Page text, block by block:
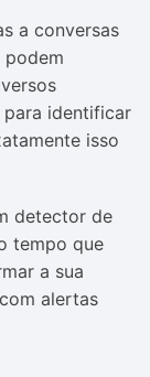
a conversas
podem
identificar
isso
detector de
tempo que
a sua
alertas